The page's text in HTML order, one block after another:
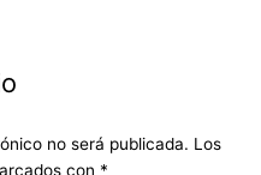
no será publicada. Los
con *